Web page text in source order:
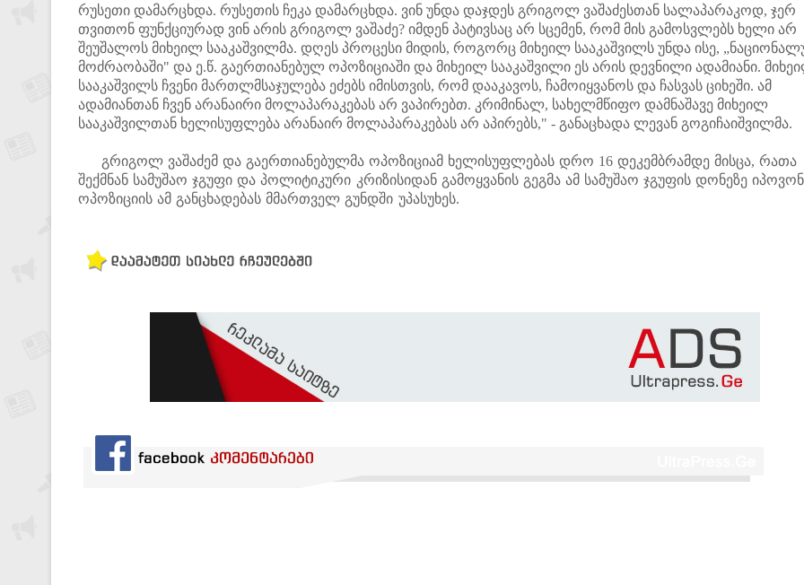
რუსეთი დამარცხდა. რუსეთის ჩეკა დამარცხდა. ვინ უნდა დაჯდეს გრიგოლ ვაშაძესთან სალაპარაკოდ, ჯერ
თვითონ ფუნქციურად ვინ არის გრიგოლ ვაშაძე? იმდენ პატივსაც არ სცემენ, რომ მის გამოსვლებს ხელი არ
შეუშალოს მიხეილ სააკაშვილმა. დღეს პროცესი მიდის, როგორც მიხეილ სააკაშვილს უნდა ისე,
მოძრაობაში" და ე.წ. გაერთიანებულ ოპოზიციაში და მიხეილ სააკაშვილი ეს არის დევნილი ადამიანი.
სააკაშვილს ჩვენი მართლმსაჯულება ეძებს იმისთვის, რომ დააკავოს, ჩამოიყვანოს და ჩასვას ციხეში. ამ
ადამიანთან ჩვენ არანაირი მოლაპარაკებას არ ვაპირებთ. კრიმინალ, სახელმწიფო დამნაშავე მიხეილ
სააკაშვილთან ხელისუფლება არანაირ მოლაპარაკებას არ აპირებს," - განაცხადა ლევან გოგიჩაიშვილმა.
გრიგოლ ვაშაძემ და გაერთიანებულმა ოპოზიციამ ხელისუფლებას დრო 16 დეკემბრამდე მისცა, რათა
შექმნან სამუშაო ჯგუფი და პოლიტიკური კრიზისიდან გამოყვანის გეგმა ამ სამუშაო ჯგუფის დონეზე
ოპოზიციის ამ განცხადებას მმართველ გუნდში უპასუხეს.